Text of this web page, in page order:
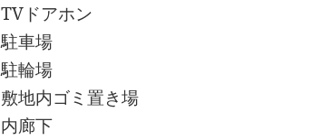
TVドアホン
駐車場
駐輪場
敷地内ゴミ置き場
内廊下